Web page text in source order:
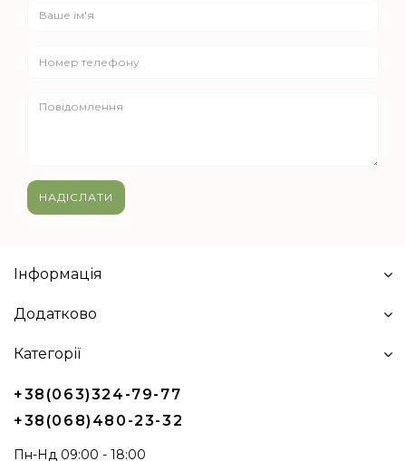
НАДІСЛАТИ
Інформація
Додатково
Категорії
+38(063)324-79-77
+38(068)480-23-32
Пн-Нд 09:00 - 18:00